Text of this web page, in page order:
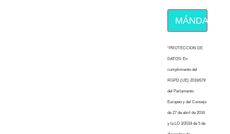
MÁNDAME
“PROTECCION DE
DATOS: En
cumplimiento del
RGPD (UE) 2016/679
del Parlamento
Europeo y del Consejo
de 27 de abril de 2016
y la LO 3/2018 de 5 de